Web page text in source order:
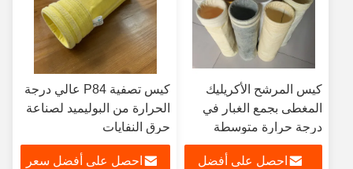
كيس المرشح الأكريليك
المغطى بجمع الغبار في
درجة حرارة متوسطة
تنظيف سهل
احصل على أفضل
كيس تصفية P84 عالي درجة
الحرارة من البوليميد لصناعة
حرق النفايات
احصل على أفضل سعر